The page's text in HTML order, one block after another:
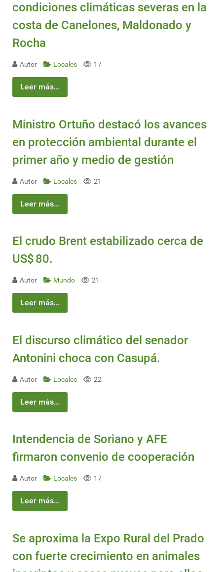
condiciones climáticas severas en la
costa de Canelones, Maldonado y
Rocha
Autor Locales 17
Leer más...
Ministro Ortuño destacó los avances
en protección ambiental durante el
primer año y medio de gestión
Autor Locales 21
Leer más...
El crudo Brent estabilizado cerca de
US$ 80.
Autor Mundo 21
Leer más...
El discurso climático del senador
Antonini choca con Casupá.
Autor Locales 22
Leer más...
Intendencia de Soriano y AFE
firmaron convenio de cooperación
Autor Locales 17
Leer más...
Se aproxima la Expo Rural del Prado
con fuerte crecimiento en animales